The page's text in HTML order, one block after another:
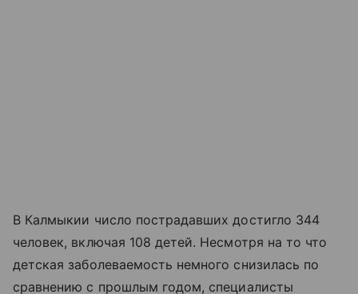
В Калмыкии число пострадавших достигло 344
человек, включая 108 детей. Несмотря на то что
детская заболеваемость немного снизилась по
сравнению с прошлым годом, специалисты